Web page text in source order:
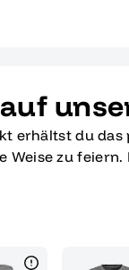
erhältst du das
Weise zu
und
Das lustige
auf jeder